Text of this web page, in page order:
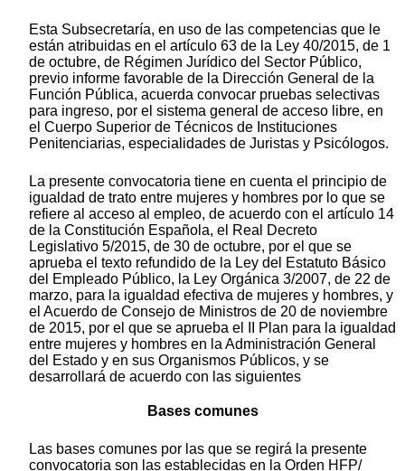
Esta Subsecretaría, en uso de las competencias que le
están atribuidas en el artículo 63 de la Ley 40/2015, de 1
de octubre, de Régimen Jurídico del Sector Público,
previo informe favorable de la Dirección General de la
Función Pública, acuerda convocar pruebas selectivas
para ingreso, por el sistema general de acceso libre, en
el Cuerpo Superior de Técnicos de Instituciones
Penitenciarias, especialidades de Juristas y Psicólogos.
La presente convocatoria tiene en cuenta el principio de
igualdad de trato entre mujeres y hombres por lo que se
refiere al acceso al empleo, de acuerdo con el artículo 14
de la Constitución Española, el Real Decreto
Legislativo 5/2015, de 30 de octubre, por el que se
aprueba el texto refundido de la Ley del Estatuto Básico
del Empleado Público, la Ley Orgánica 3/2007, de 22 de
marzo, para la igualdad efectiva de mujeres y hombres, y
el Acuerdo de Consejo de Ministros de 20 de noviembre
de 2015, por el que se aprueba el II Plan para la igualdad
entre mujeres y hombres en la Administración General
del Estado y en sus Organismos Públicos, y se
desarrollará de acuerdo con las siguientes
Bases comunes
Las bases comunes por las que se regirá la presente
convocatoria son las establecidas en la Orden HFP/